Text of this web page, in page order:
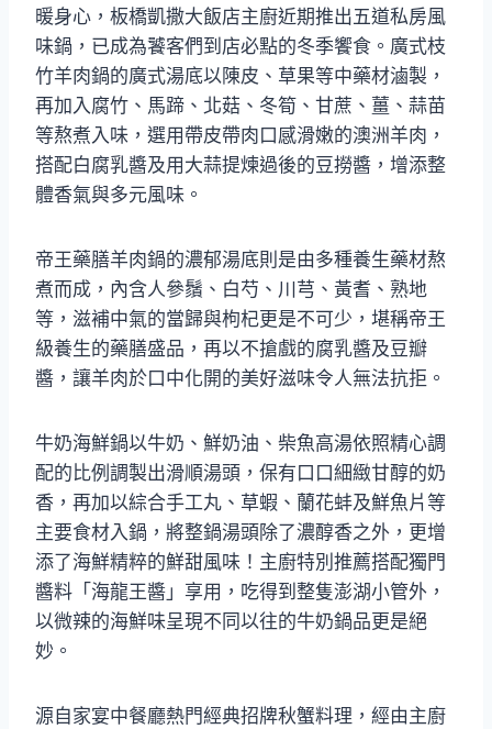
暖身心，板橋凱撒大飯店主廚近期推出五道私房風
味鍋，已成為饕客們到店必點的冬季饗食。廣式枝
竹羊肉鍋的廣式湯底以陳皮、草果等中藥材滷製，
再加入腐竹、馬蹄、北菇、冬筍、甘蔗、薑、蒜苗
等熬煮入味，選用帶皮帶肉口感滑嫩的澳洲羊肉，
搭配白腐乳醬及用大蒜提煉過後的豆撈醬，增添整
體香氣與多元風味。
帝王藥膳羊肉鍋的濃郁湯底則是由多種養生藥材熬
煮而成，內含人參鬚、白芍、川芎、黃耆、熟地
等，滋補中氣的當歸與枸杞更是不可少，堪稱帝王
級養生的藥膳盛品，再以不搶戲的腐乳醬及豆瓣
醬，讓羊肉於口中化開的美好滋味令人無法抗拒。
牛奶海鮮鍋以牛奶、鮮奶油、柴魚高湯依照精心調
配的比例調製出滑順湯頭，保有口口細緻甘醇的奶
香，再加以綜合手工丸、草蝦、蘭花蚌及鮮魚片等
主要食材入鍋，將整鍋湯頭除了濃醇香之外，更增
添了海鮮精粹的鮮甜風味！主廚特別推薦搭配獨門
醬料「海龍王醬」享用，吃得到整隻澎湖小管外，
以微辣的海鮮味呈現不同以往的牛奶鍋品更是絕
妙。
源自家宴中餐廳熱門經典招牌秋蟹料理，經由主廚